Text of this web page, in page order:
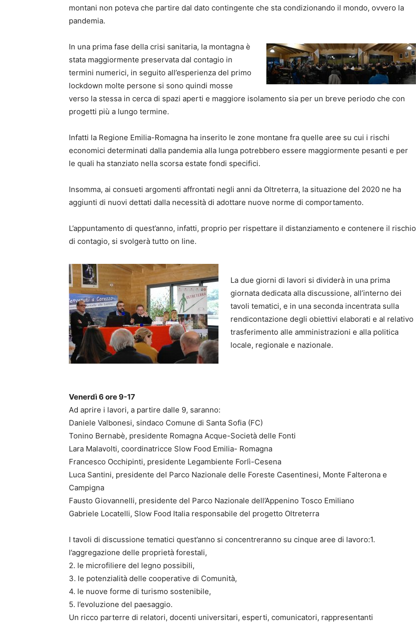
montani non poteva che partire dal dato contingente che sta condizionando il mondo, ovvero la
pandemia.
In una prima fase della crisi sanitaria, la montagna è
stata maggiormente preservata dal contagio in
termini numerici, in seguito all’esperienza del primo
lockdown molte persone si sono quindi mosse
verso la stessa in cerca di spazi aperti e maggiore isolamento sia per un breve periodo che con
progetti più a lungo termine.
Infatti la Regione Emilia-Romagna ha inserito le zone montane fra quelle aree su cui i rischi
economici determinati dalla pandemia alla lunga potrebbero essere maggiormente pesanti e per
le quali ha stanziato nella scorsa estate fondi specifici.
Insomma, ai consueti argomenti affrontati negli anni da Oltreterra, la situazione del 2020 ne ha
aggiunti di nuovi dettati dalla necessità di adottare nuove norme di comportamento.
L’appuntamento di quest’anno, infatti, proprio per rispettare il distanziamento e contenere il rischio
di contagio, si svolgerà tutto on line.
La due giorni di lavori si dividerà in una prima
giornata dedicata alla discussione, all’interno dei
tavoli tematici, e in una seconda incentrata sulla
rendicontazione degli obiettivi elaborati e al relativo
trasferimento alle amministrazioni e alla politica
locale, regionale e nazionale.
Venerdì 6 ore 9-17
Ad aprire i lavori, a partire dalle 9, saranno:
Daniele Valbonesi, sindaco Comune di Santa Sofia (FC)
Tonino Bernabè, presidente Romagna Acque-Società delle Fonti
Lara Malavolti, coordinatricce Slow Food Emilia- Romagna
Francesco Occhipinti, presidente Legambiente Forlì-Cesena
Luca Santini, presidente del Parco Nazionale delle Foreste Casentinesi, Monte Falterona e
Campigna
Fausto Giovannelli, presidente del Parco Nazionale dell’Appenino Tosco Emiliano
Gabriele Locatelli, Slow Food Italia responsabile del progetto Oltreterra
I tavoli di discussione tematici quest’anno si concentreranno su cinque aree di lavoro:1.
l’aggregazione delle proprietà forestali,
2. le microfiliere del legno possibili,
3. le potenzialità delle cooperative di Comunità,
4. le nuove forme di turismo sostenibile,
5. l’evoluzione del paesaggio.
Un ricco parterre di relatori, docenti universitari, esperti, comunicatori, rappresentanti